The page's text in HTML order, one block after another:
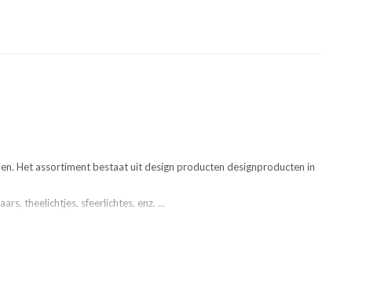
Het assortiment bestaat uit design producten designproducten in
theelichtjes, sfeerlichtes, enz. ...